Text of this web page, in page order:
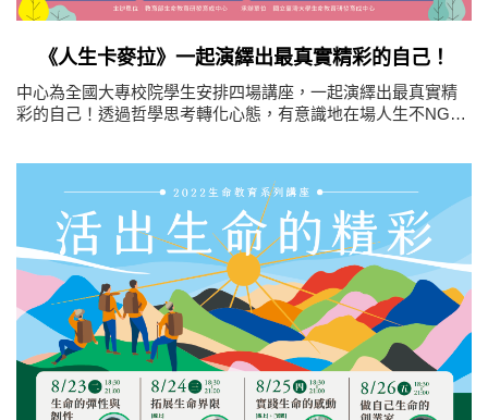
《人生卡麥拉》一起演繹出最真實精彩的自己！
中心為全國大專校院學生安排四場講座，一起演繹出最真實精
彩的自己！透過哲學思考轉化心態，有意識地在場人生不NG！